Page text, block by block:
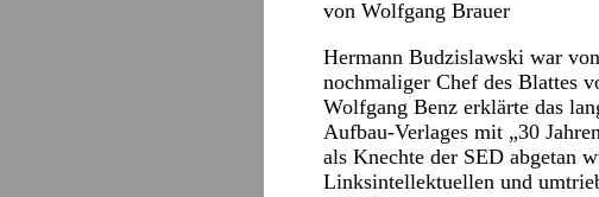
von Wolfgang Brauer
Hermann Budzislawski war
nochmaliger Chef des Blattes
Wolfgang Benz erklärte das
Aufbau-Verlages mit „30
als Knechte der SED abgetan
Linksintellektuellen und